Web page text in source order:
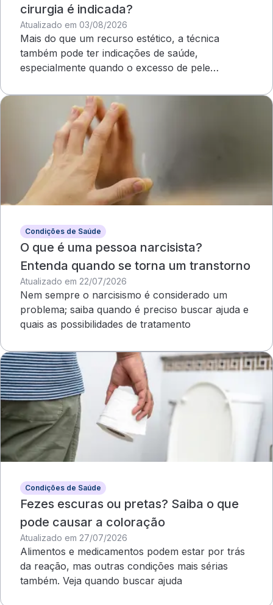
cirurgia é indicada?
Atualizado em 03/08/2026
Mais do que um recurso estético, a técnica
também pode ter indicações de saúde,
especialmente quando o excesso de pele
Condições de Saúde
O que é uma pessoa narcisista?
Entenda quando se torna um transtorno
Atualizado em 22/07/2026
Nem sempre o narcisismo é considerado um
problema; saiba quando é preciso buscar ajuda e
quais as possibilidades de tratamento
Condições de Saúde
Fezes escuras ou pretas? Saiba o que
pode causar a coloração
Atualizado em 27/07/2026
Alimentos e medicamentos podem estar por trás
da reação, mas outras condições mais sérias
também. Veja quando buscar ajuda